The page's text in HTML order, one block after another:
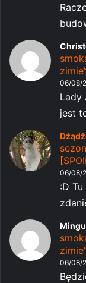
06/08/
Lady
jest
06/08/
:D
06/08/